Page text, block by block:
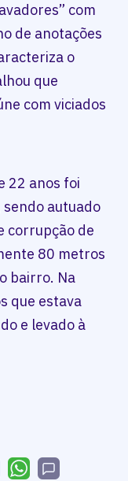
com
de anotações
o
que
com viciados
22 anos foi
autuado
corrupção de
80 metros
bairro. Na
que estava
e levado à